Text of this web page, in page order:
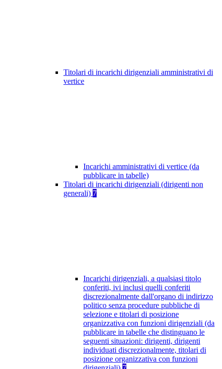
Titolari di incarichi dirigenziali amministrativi di
vertice
Incarichi amministrativi di vertice (da
pubblicare in tabelle)
Titolari di incarichi dirigenziali (dirigenti non
generali) 7
Incarichi dirigenziali, a qualsiasi titolo
conferiti, ivi inclusi quelli conferiti
discrezionalmente dall'organo di indirizzo
politico senza procedure pubbliche di
selezione e titolari di posizione
organizzativa con funzioni dirigenziali (da
pubblicare in tabelle che distinguano le
seguenti situazioni: dirigenti, dirigenti
individuati discrezionalmente, titolari di
posizione organizzativa con funzioni